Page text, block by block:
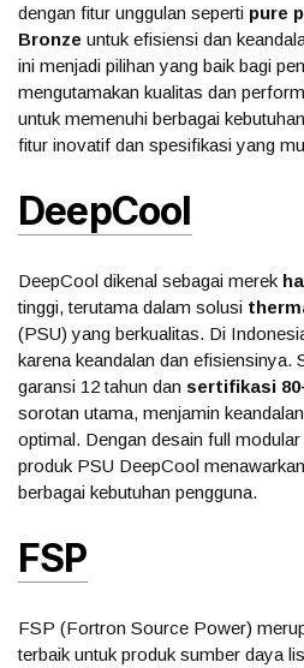
dengan fitur unggulan seperti pure
Bronze untuk efisiensi dan
ini menjadi pilihan yang baik bagi
mengutamakan kualitas dan
untuk memenuhi berbagai
fitur inovatif dan spesifikasi yang
DeepCool
DeepCool dikenal sebagai merek
tinggi, terutama dalam solusi
(PSU) yang berkualitas. Di
karena keandalan dan efisiensinya.
garansi 12 tahun dan sertifikasi
sorotan utama, menjamin
optimal. Dengan desain full
produk PSU DeepCool
berbagai kebutuhan pengguna.
FSP
FSP (Fortron Source Power)
terbaik untuk produk sumber daya